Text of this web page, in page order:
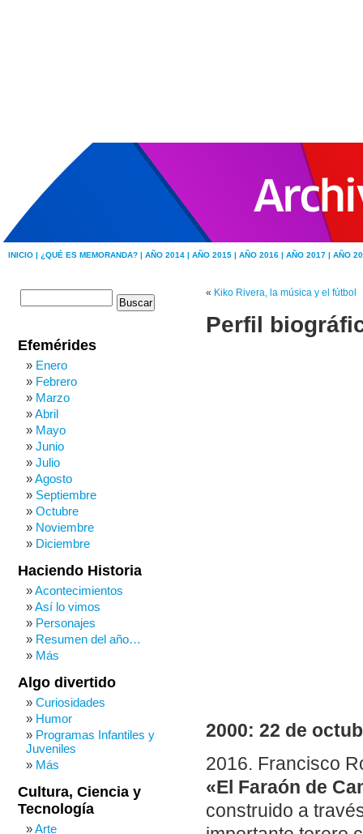
INICIO | ¿QUÉ ES MEMORANDA? | AÑO 2014 | AÑO 2015 | AÑO 2016 | AÑO 2017 | AÑO
« Kiko Rivera, la música y el fútbol
Perfil
2000: 22 de
2016. Francisco
«El Faraón de
construido a
Efemérides
Enero
Febrero
Marzo
Abril
Mayo
Junio
Julio
Agosto
Septiembre
Octubre
Noviembre
Diciembre
Haciendo Historia
Acontecimientos
Así lo vimos
Personajes
Resumen del año…
Más
Algo divertido
Curiosidades
Humor
Programas Infantiles y
Juveniles
Más
Cultura, Ciencia y
Tecnología
Arte